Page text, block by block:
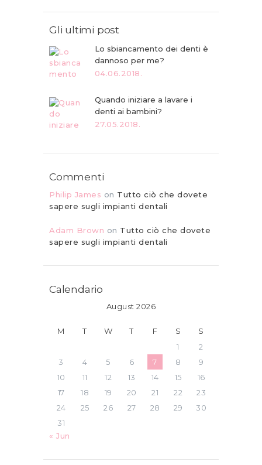
Gli ultimi post
Lo sbiancamento dei denti è
dannoso per me?
04.06.2018.
Quando iniziare a lavare i
denti ai bambini?
27.05.2018.
Commenti
Philip James on Tutto ciò che dovete
sapere sugli impianti dentali
Adam Brown on Tutto ciò che dovete
sapere sugli impianti dentali
Calendario
August 2026
M T W T F S
S
1
2
3
4 5 6 7 8
9
10
11 12 13 14 15
16
17
18 19 20 21 22
23
24
25 26 27 28 29
30
31
« Jun